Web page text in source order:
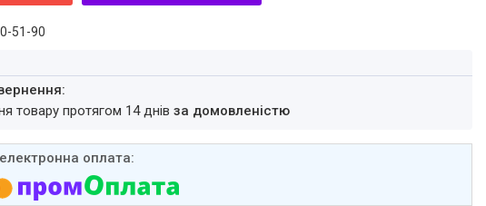
51-90
товару протягом 14 днівза домовленістю